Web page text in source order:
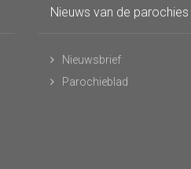
Nieuws van de parochies
Nieuwsbrief
Parochieblad